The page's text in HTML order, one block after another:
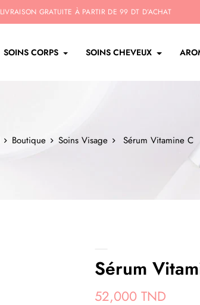
LIVRAISON GRATUITE À PARTIR DE 99 DT D’ACHAT
SOINS CORPS SOINS CHEVEUX
Boutique Soins Visage Sérum Vitamine C
Sérum
52,000 TND